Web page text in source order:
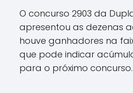
O concurso 2903 da
apresentou as dezenas
houve ganhadores na
que pode indicar
para o próximo concurso.